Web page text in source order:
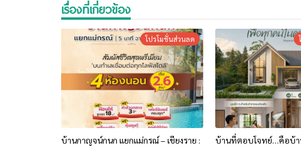
เรื่องที่เกี่ยวข้อง
โปรโมชั่นส่วนลด
บ้านกาญจน์กนก แยกแม่กรณ์ – เชียงราย :
บ้านที่ตอบโจทย์…คือบ้า